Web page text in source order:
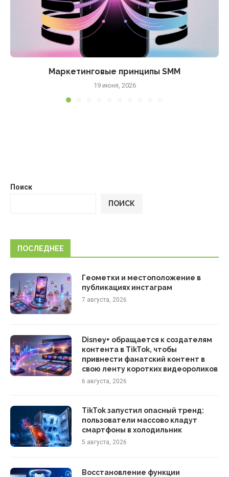
Маркетинговые принципы SMM
19 июня, 2026
Поиск
ПОИСК
ПОСЛЕДНЕЕ
Геометки и местоположение в
публикациях инстаграм
7 августа, 2026
Disney+ обращается к создателям
контента в TikTok, чтобы
привнести фанатский контент в
свою ленту коротких видеороликов
6 августа, 2026
TikTok запустил опасный тренд:
пользователи массово кладут
смартфоны в холодильник
5 августа, 2026
Восстановление функции